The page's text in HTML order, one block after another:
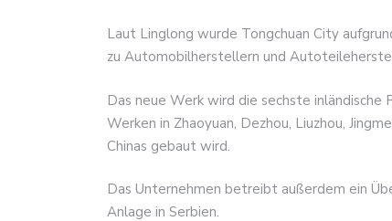
Laut Linglong wurde Tongchuan City
zu Automobilherstellern und
Das neue Werk wird die sechste
Werken in Zhaoyuan, Dezhou, Liuzhou,
Chinas gebaut wird.
Das Unternehmen betreibt außerdem ein
Anlage in Serbien.